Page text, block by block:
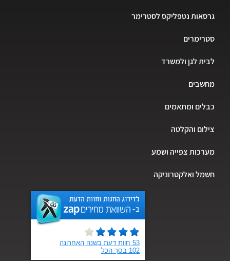
גרסאות נטפליקס לסטרימר
סטרימרים
לבית לגן ולמשרד
מחשבים
כבלים ומתאמים
צילום והקלטה
מערכות צפייה ושמע
חשמל ואלקטרוניקה